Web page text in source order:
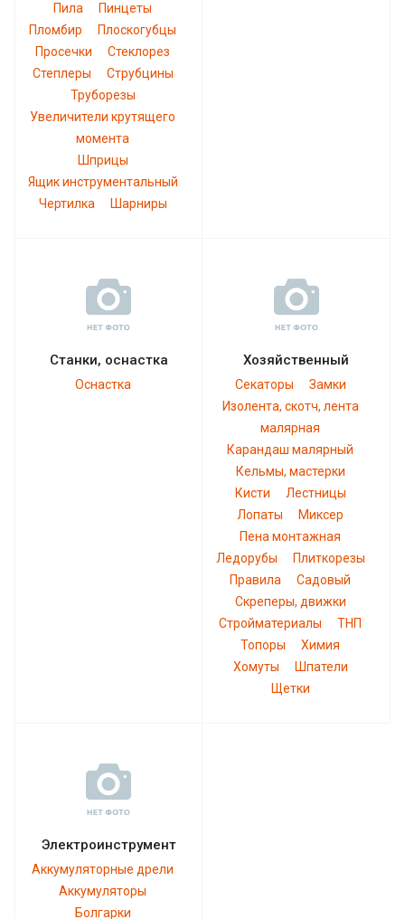
Пила
Пинцеты
Пломбир
Плоскогубцы
Просечки
Стеклорез
Степлеры
Струбцины
Труборезы
Увеличители крутящего
момента
Шприцы
Ящик инструментальный
Чертилка
Шарниры
Станки, оснастка
Оснастка
Хозяйственный
Секаторы
Замки
Изолента, скотч, лента
малярная
Карандаш малярный
Кельмы, мастерки
Кисти
Лестницы
Лопаты
Миксер
Пена монтажная
Ледорубы
Плиткорезы
Правила
Садовый
Скреперы, движки
Стройматериалы
ТНП
Топоры
Химия
Хомуты
Шпатели
Щетки
Электроинструмент
Аккумуляторные дрели
Аккумуляторы
Болгарки